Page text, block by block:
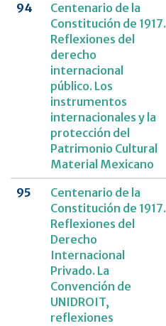
94
Centenario de la
Constitución de 1917.
Reflexiones del
derecho
internacional
público. Los
instrumentos
internacionales y la
protección del
Patrimonio Cultural
Material Mexicano
95
Centenario de la
Constitución de 1917.
Reflexiones del
Derecho
Internacional
Privado. La
Convención de
UNIDROIT,
reflexiones